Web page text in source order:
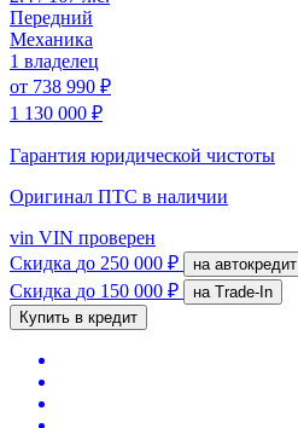
Передний
Механика
1 владелец
от 738 990 ₽
1 130 000 ₽
Гарантия юридической чистоты
Оригинал ПТС в наличии
vin VIN проверен
Скидка до 250 000 ₽ на автокредит
Скидка до 150 000 ₽
на Trade-In
Купить в кредит